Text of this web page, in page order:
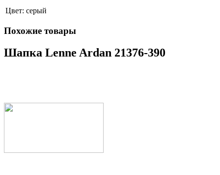
Цвет: серый
Похожие товары
Шапка Lenne Ardan 21376-390